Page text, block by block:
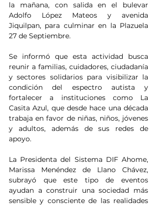
la mañana, con salida en el bulevar
Adolfo López Mateos y avenida
Jiquilpan, para culminar en la Plazuela
27 de Septiembre.
Se informó que esta actividad busca
reunir a familias, cuidadores, ciudadanía
y sectores solidarios para visibilizar la
condición del espectro autista y
fortalecer a instituciones como La
Casita Azul, que desde hace una década
trabaja en favor de niñas, niños, jóvenes
y adultos, además de sus redes de
apoyo.
La Presidenta del Sistema DIF Ahome,
Marissa Menéndez de Llano Chávez,
subrayó que este tipo de eventos
ayudan a construir una sociedad más
sensible y consciente de las realidades